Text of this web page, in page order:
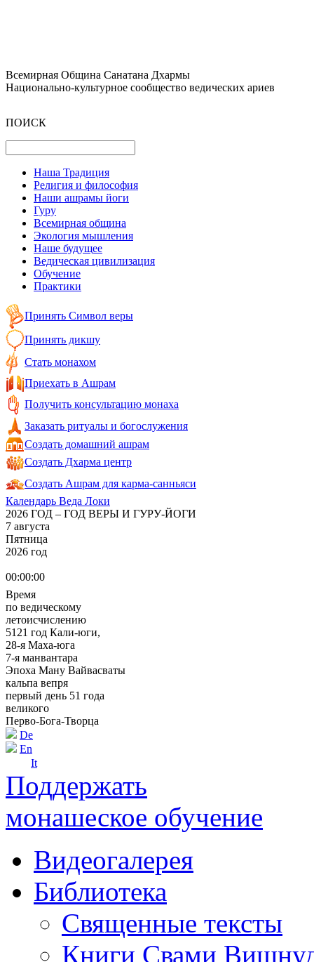
Всемирная Община Санатана Дхармы
Национально-культурное сообщество ведических ариев
ПОИСК
Наша Традиция
Религия и философия
Наши ашрамы йоги
Гуру
Всемирная община
Экология мышления
Наше будущее
Ведическая цивилизация
Обучение
Практики
Принять Символ веры
Принять дикшу
Стать монахом
Приехать в Ашрам
Получить консультацию монаха
Заказать ритуалы и богослужения
Создать домашний ашрам
Создать Дхарма центр
Создать Ашрам для карма-санньяси
Календарь Веда Локи
2026 ГОД – ГОД ВЕРЫ И ГУРУ-ЙОГИ
7 августа
Пятница
2026 год
00:00:00
Время
по ведическому
летоисчислению
5121 год Кали-юги,
28-я Маха-юга
7-я манвантара
Эпоха Ману Вайвасваты
кальпа вепря
первый день 51 года
великого
Перво-Бога-Творца
De
En
It
Поддержать
монашеское обучение
Видеогалерея
Библиотека
Священные тексты
Книги Свами